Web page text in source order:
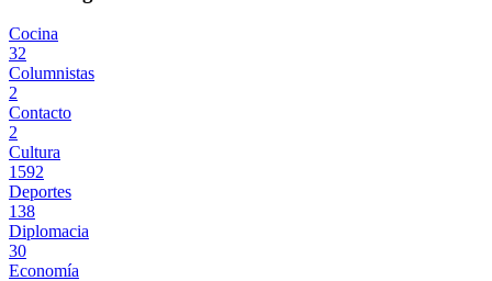
Cocina
32
Columnistas
2
Contacto
2
Cultura
1592
Deportes
138
Diplomacia
30
Economía